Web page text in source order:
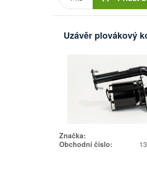
Uzávěr plovákový
Značka:
Obchodní číslo: